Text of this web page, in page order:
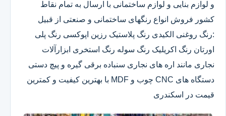
و لوازم بنایی و لوازم ساختمانی با ارسال به تمام نقاط
کشور فروش انواع رنگهای ساختمانی و صنعتی از قبیل
:رنگ روغنی الکیدی رنگ پلاستیک رزین اپوکسی رنگ پلی
اورتان رنگ اکریلیک رنگ سوله رنگ استخری ابزارآلات
نجاری مانند اره های نجاری سنباده برقی گیره و پیچ دستی
دستگاه های CNC چوب و MDF با بهترین کیفیت و کمترین
قیمت در اسکندری